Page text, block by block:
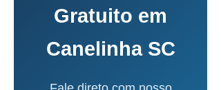
Gratuito em
Canelinha SC